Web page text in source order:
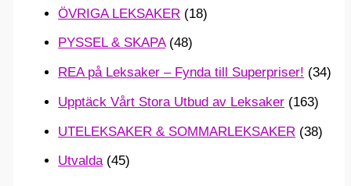
ÖVRIGA LEKSAKER (18)
PYSSEL & SKAPA (48)
REA på Leksaker – Fynda till Superpriser! (34)
Upptäck Vårt Stora Utbud av Leksaker (163)
UTELEKSAKER & SOMMARLEKSAKER (38)
Utvalda (45)